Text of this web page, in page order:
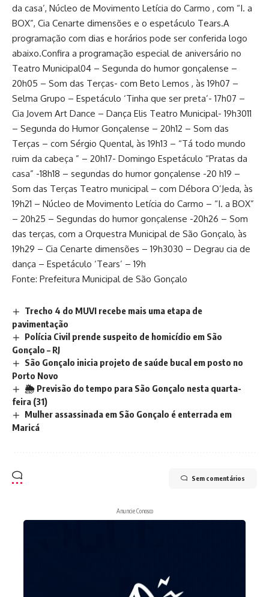
da casa’, Núcleo de Movimento Letícia do Carmo , com “I. a
BOX”, Cia Cenarte dimensões e o espetáculo Tears.A
programação com dias e horários pode ser conferida logo
abaixo.Confira a programação especial de aniversário no
Teatro Municipal04 – Segunda do humor gonçalense –
20h05 – Som das Terças- com Beto Lemos , às 19h07 –
Selma Grupo – Espetáculo ‘Tinha que ser preta’- 17h07 –
Cia Jovem Art Dance – Dança Elis Teatro Municipal- 19h3011
– Segunda do Humor Gonçalense – 20h12 – Som das
Terças – com Sérgio Quental, às 19h13 – “Tá todo mundo
ruim da cabeça ” – 20h17- Domingo Espetáculo “Pratas da
casa” -18h18 – segundas do humor gonçalense -20 h19 –
Som das Terças Teatro municipal – com Débora O’Jeda, às
19h21 – Núcleo de Movimento Letícia do Carmo – “I. a BOX”
– 20h25 – Segundas do humor gonçalense -20h26 – Som
das terças, com a Orquestra Municipal de São Gonçalo, às
19h29 – Cia Cenarte dimensões – 19h3030 – Degrau cia de
dança – Espetáculo ‘Tears’ – 19h
Fonte: Prefeitura Municipal de São Gonçalo
Trecho 4 do MUVI recebe mais uma etapa de
pavimentação
Polícia Civil prende suspeito de homicídio em São
Gonçalo – RJ
São Gonçalo inicia projeto de saúde bucal em posto no
Porto Novo
🌦️ Previsão do tempo para São Gonçalo nesta quarta-
feira (31)
Mulher assassinada em São Gonçalo é enterrada em
Maricá
Sem comentários
Anuncie Conosco